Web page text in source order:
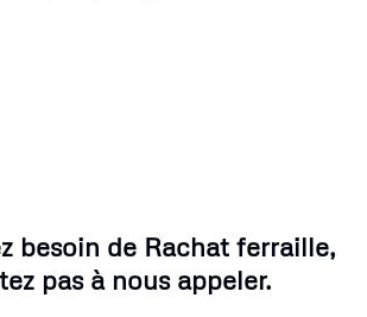
besoin de Rachat ferraille,
pas à nous appeler.